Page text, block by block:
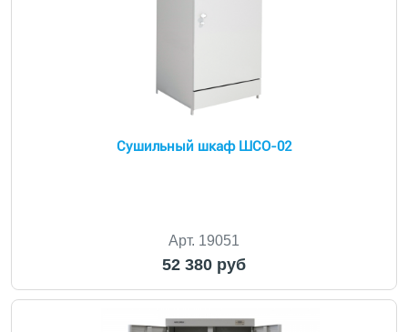
Сушильный шкаф ШСО-02
Арт. 19051
52 380 руб